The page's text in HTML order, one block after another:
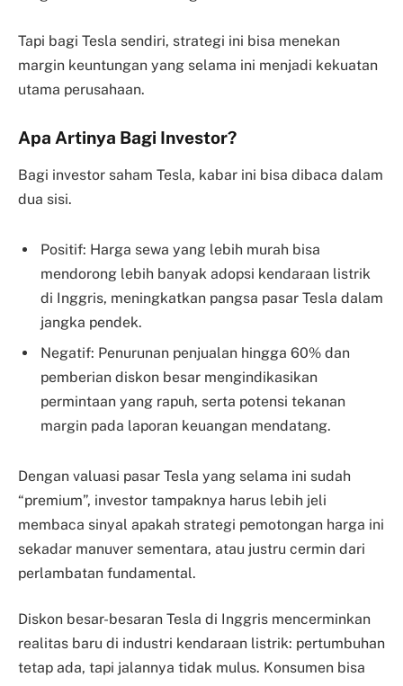
Tapi bagi Tesla sendiri, strategi ini bisa menekan
margin keuntungan yang selama ini menjadi kekuatan
utama perusahaan.
Apa Artinya Bagi Investor?
Bagi investor saham Tesla, kabar ini bisa dibaca dalam
dua sisi.
Positif: Harga sewa yang lebih murah bisa
mendorong lebih banyak adopsi kendaraan listrik
di Inggris, meningkatkan pangsa pasar Tesla dalam
jangka pendek.
Negatif: Penurunan penjualan hingga 60% dan
pemberian diskon besar mengindikasikan
permintaan yang rapuh, serta potensi tekanan
margin pada laporan keuangan mendatang.
Dengan valuasi pasar Tesla yang selama ini sudah
“premium”, investor tampaknya harus lebih jeli
membaca sinyal apakah strategi pemotongan harga ini
sekadar manuver sementara, atau justru cermin dari
perlambatan fundamental.
Diskon besar-besaran Tesla di Inggris mencerminkan
realitas baru di industri kendaraan listrik: pertumbuhan
tetap ada, tapi jalannya tidak mulus. Konsumen bisa